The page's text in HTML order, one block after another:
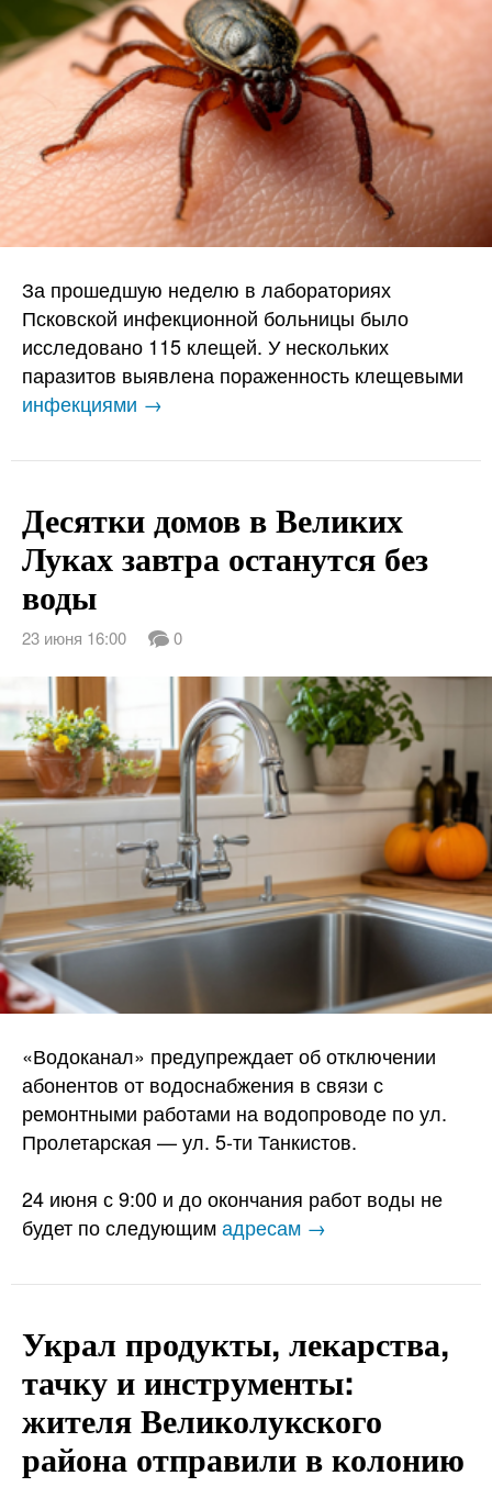
За прошедшую неделю в лабораториях
Псковской инфекционной больницы было
исследовано 115 клещей. У нескольких
паразитов выявлена пораженность клещевыми
инфекциями →
Десятки домов в Великих
Луках завтра останутся без
воды
23 июня 16:00 0
«Водоканал» предупреждает об отключении
абонентов от водоснабжения в связи с
ремонтными работами на водопроводе по ул.
Пролетарская — ул. 5-ти Танкистов.
24 июня с 9:00 и до окончания работ воды не
будет по следующимадресам →
Украл продукты, лекарства,
тачку и инструменты:
жителя Великолукского
района отправили в колонию